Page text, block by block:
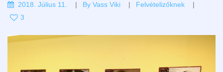
2018. Július 11. By Vass Viki
Felvételizőknek
3